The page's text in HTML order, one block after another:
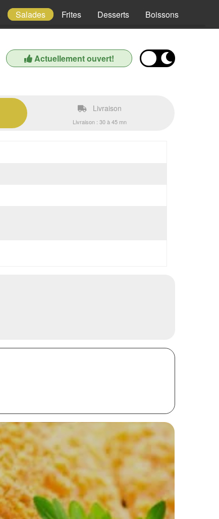
Salades Frites Desserts Boissons
Actuellement ouvert!
Livraison
Livraison : 30 à 45 mn